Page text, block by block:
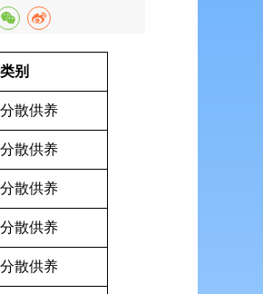
别
散供养
散供养
散供养
散供养
散供养